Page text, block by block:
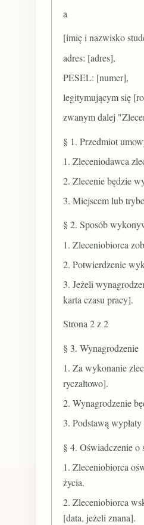
a
[imię i nazwisko
adres: [adres],
PESEL: [numer],
legitymującym się
zwanym dalej
§ 1. Przedmiot
1. Zleceniodawca
2. Zlecenie będzie
3. Miejscem lub
§ 2. Sposób
1. Zleceniobiorca
2. Potwierdzenie
3. Jeżeli
karta czasu pracy].
Strona 2 z 2
§ 3. Wynagrodzenie
1. Za wykonanie
ryczałtowo].
2. Wynagrodzenie
3. Podstawą
§ 4. Oświadczenie o
1. Zleceniobiorca
życia.
2. Zleceniobiorca
[data, jeżeli znana].